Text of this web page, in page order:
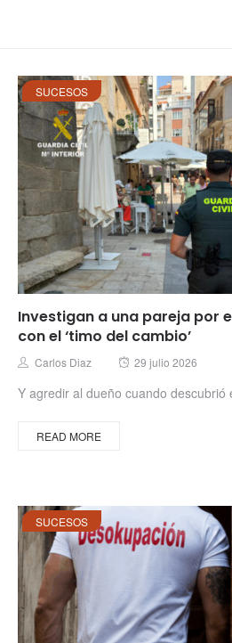
SUCESOS
Investigan a una pareja por
con el ‘timo del cambio’
Author
Carlos Diaz
Posted
29 julio 2026
Y agredir al dueño cuando descubrió
READ MORE
SUCESOS